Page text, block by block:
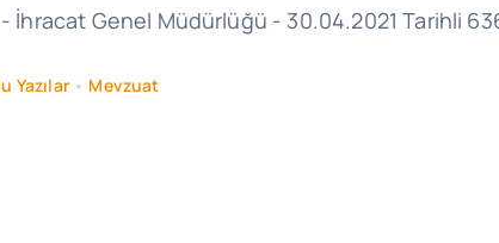
İhracat Genel Müdürlüğü - 30.04.2021 Tarihli
Yazılar• Mevzuat